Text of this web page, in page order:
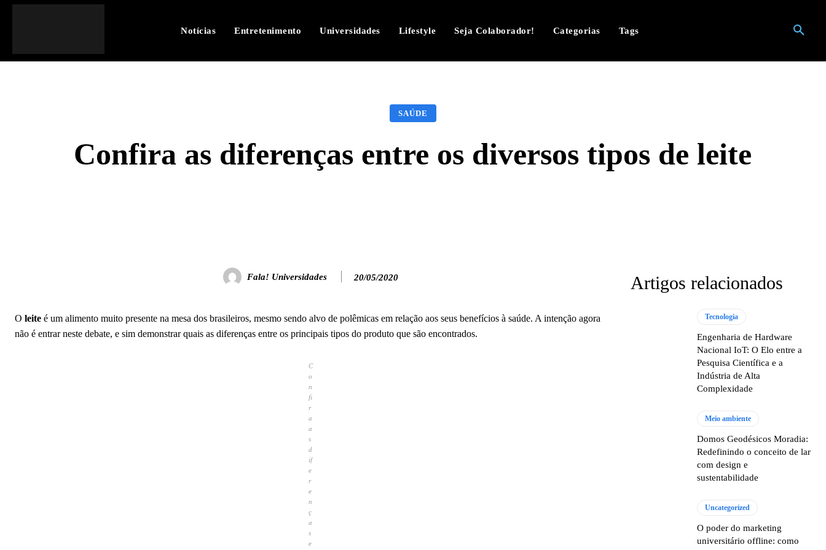
Notícias Entretenimento Universidades Lifestyle Seja Colaborador! Categorias Tags
SAÚDE
Confira as diferenças entre os diversos tipos de leite
Fala! Universidades 20/05/2020
O leite é um alimento muito presente na mesa dos brasileiros, mesmo sendo alvo de polêmicas em relação aos seus benefícios à saúde. A intenção agora
não é entrar neste debate, e sim demonstrar quais as diferenças entre os principais tipos do produto que são encontrados.
C
o
n
fi
r
a
a
s
d
if
e
r
e
n
ç
a
s
e
Artigos relacionados
Tecnologia
Engenharia de Hardware
Nacional IoT: O Elo entre a
Pesquisa Científica e a
Indústria de Alta
Complexidade
Meio ambiente
Domos Geodésicos Moradia:
Redefinindo o conceito de lar
com design e
sustentabilidade
Uncategorized
O poder do marketing
universitário offline: como